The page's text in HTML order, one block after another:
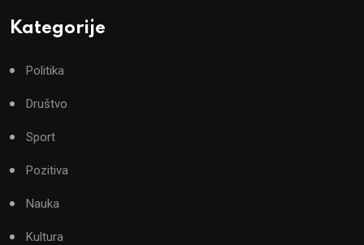
Kategorije
Politika
Društvo
Sport
Pozitiva
Nauka
Kultura